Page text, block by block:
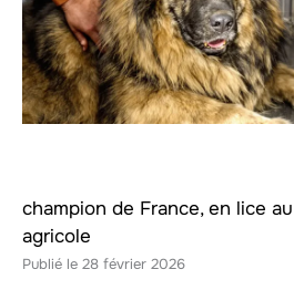
champion de France, en lice
agricole
28 février 2026